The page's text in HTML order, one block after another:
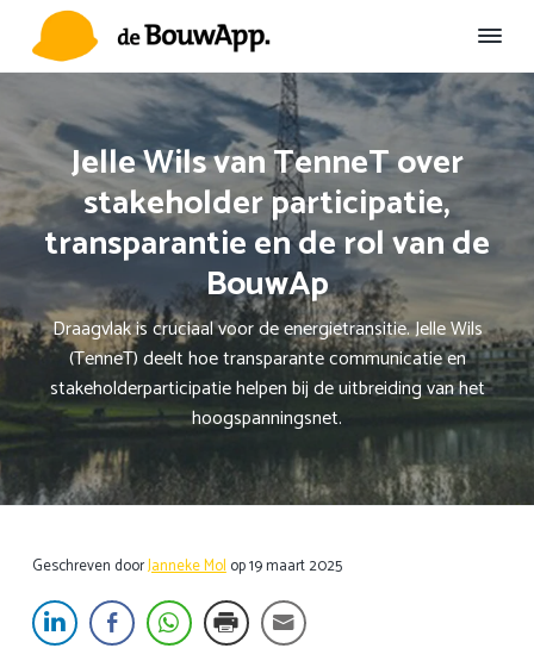
r
g
n
a
d
e
o
f
d
o
a
a
r
h
o
d
i
n
r
g
n
a
d
e
e
t
t
D
B
u
w
A
p
Duurzame
Omgevingscommunicatie
Jelle Wils van TenneT over
stakeholder participatie,
transparantie en de rol van de
BouwAp
Draagvlak is cruciaal voor de energietransitie. Jelle Wils
(TenneT) deelt hoe transparante communicatie en
stakeholderparticipatie helpen bij de uitbreiding van het
hoogspanningsnet.
Geschreven doorJanneke Molop19 maart 2025